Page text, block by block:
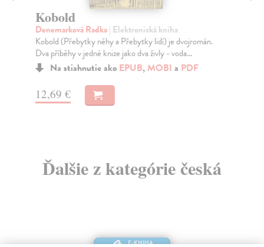
Kobold
Denemarková Radka| Elektronická kniha
Kobold (Přebytky něhy a Přebytky lidí) je dvojromán.
Dva příběhy v jedné knize jako dva živly - voda...
Na stiahnutie ako EPUB,MOBI a PDF
12,69 €
Ďalšie z kategórie česká
E-KNIHA